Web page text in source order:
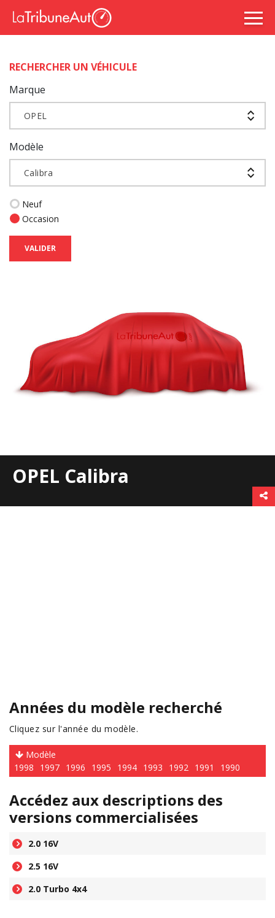
RECHERCHER UN VÉHICULE
Marque
OPEL
Modèle
Calibra
Neuf
Occasion
VALIDER
OPEL Calibra
Années du modèle recherché
Cliquez sur l'année du modèle.
Modèle
1998
1997 1996 1995 1994 1993 1992 1991 1990
Accédez aux descriptions des
versions commercialisées
2.0 16V
2.5 16V
2.0 Turbo 4x4